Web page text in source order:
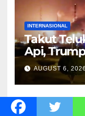
INTERNASIONAL
Takut
Api,
Serangan
AUGUST 6,